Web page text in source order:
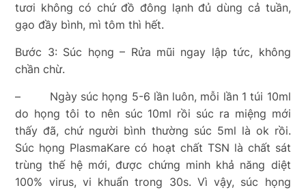
tươi không có chứ đồ đông lạnh đủ dùng cả tuần,
gạo đầy bình, mì tôm thì hết.
Bước 3: Súc họng – Rửa mũi ngay lập tức, không
chần chừ.
– Ngày súc họng 5-6 lần luôn, mỗi lần 1 túi 10ml
do họng tôi to nên súc 10ml rồi súc ra miệng mới
thấy đã, chứ người bình thường súc 5ml là ok rồi.
Súc họng PlasmaKare có hoạt chất TSN là chất sát
trùng thế hệ mới, được chứng minh khả năng diệt
100% virus, vi khuẩn trong 30s. Vì vậy, súc họng